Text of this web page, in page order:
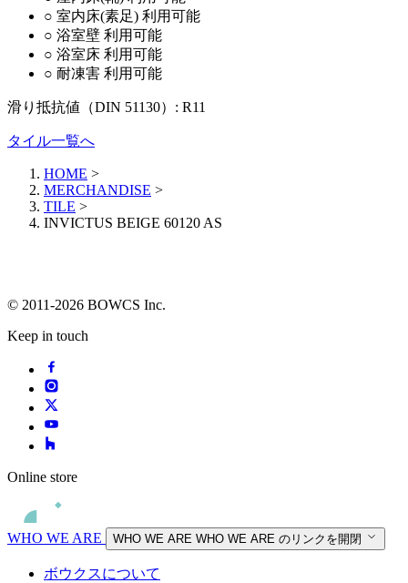
○ 室内床(素足) 利用可能
○ 浴室壁 利用可能
○ 浴室床 利用可能
○ 耐凍害 利用可能
滑り抵抗値（DIN 51130）: R11
タイル一覧へ
HOME >
MERCHANDISE >
TILE >
INVICTUS BEIGE 60120 AS
© 2011-2026 BOWCS Inc.
Keep in touch
Online store
WHO WE ARE WHO WE ARE WHO WE ARE のリンクを開閉
ボウクスについて